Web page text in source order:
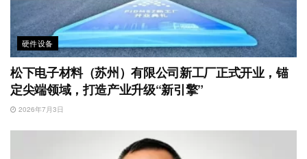
硬件设备
松下电子材料（苏州）有限公司新工厂正式开业，锚
定尖端领域，打造产业升级“新引擎”
2026年7月3日